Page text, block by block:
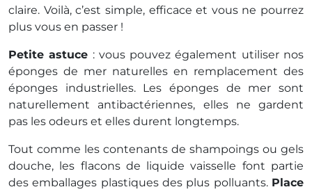
claire. Voilà, c’est simple, efficace et vous ne pourrez
plus vous en passer !
Petite astuce : vous pouvez également utiliser nos
éponges de mer naturelles en remplacement des
éponges industrielles. Les éponges de mer sont
naturellement antibactériennes, elles ne gardent
pas les odeurs et elles durent longtemps.
Tout comme les contenants de shampoings ou gels
douche, les flacons de liquide vaisselle font partie
des emballages plastiques des plus polluants. Place